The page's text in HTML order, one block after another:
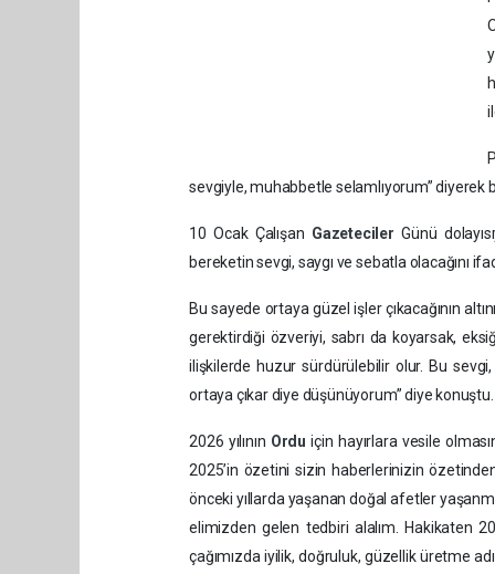
sevgiyle, muhabbetle selamlıyorum” diyerek
10 Ocak Çalışan GazetecilerGünü
bereketin sevgi, saygı ve sebatla olacağını
Bu sayede ortaya güzel işler çıkacağının
gerektirdiği özveriyi, sabrı da koyarsak,
ilişkilerde huzur sürdürülebilir olur. Bu
ortaya çıkar diye düşünüyorum” diye konuştu.
2026 yılının Orduiçin hayırlara vesile
2025’in özetini sizin haberlerinizin
önceki yıllarda yaşanan doğal afetler
elimizden gelen tedbiri alalım. Hakikaten
çağımızda iyilik, doğruluk, güzellik üretme